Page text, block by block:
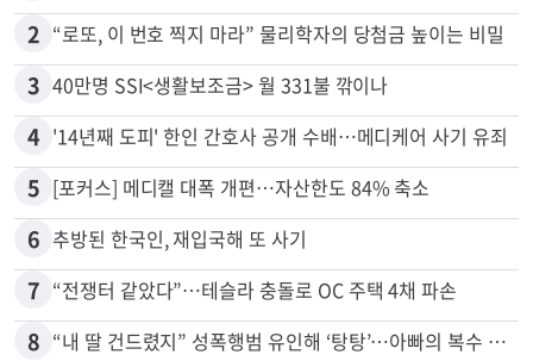
2 “로또, 이 번호 찍지 마라” 물리학자의 당첨금 높이는 비밀
3 40만명 SSI<생활보조금> 월 331불 깎이나
4 '14년째 도피' 한인 간호사 공개 수배…메디케어 사기 유죄
5 [포커스] 메디캘 대폭 개편…자산한도 84% 축소
6 추방된 한국인, 재입국해 또 사기
7 “전쟁터 같았다”…테슬라 충돌로 OC 주택 4채 파손
8 “내 딸 건드렸지” 성폭행범 유인해 ‘탕탕’…아빠의 복수 결말